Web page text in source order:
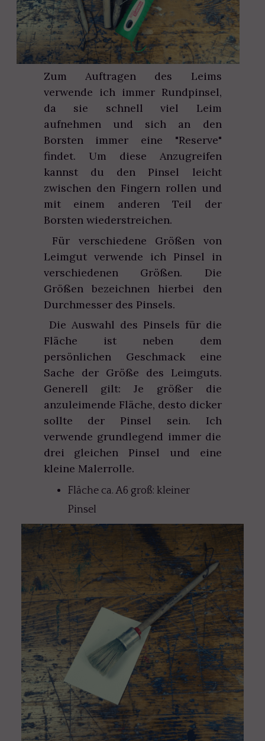
Zum Auftragen des Leims
verwende ich immer Rundpinsel,
da sie schnell viel Leim
aufnehmen und sich an den
Borsten immer eine "Reserve"
findet. Um diese Anzugreifen
kannst du den Pinsel leicht
zwischen den Fingern rollen und
mit einem anderen Teil der
Borsten wiederstreichen.
Für verschiedene Größen von
Leimgut verwende ich Pinsel in
verschiedenen Größen. Die
Größen bezeichnen hierbei den
Durchmesser des Pinsels.
Die Auswahl des Pinsels für die
Fläche ist neben dem
persönlichen Geschmack eine
Sache der Größe des Leimguts.
Generell gilt: Je größer die
anzuleimende Fläche, desto dicker
sollte der Pinsel sein. Ich
verwende grundlegend immer die
drei gleichen Pinsel und eine
kleine Malerrolle.
Fläche ca. A6 groß: kleiner
Pinsel